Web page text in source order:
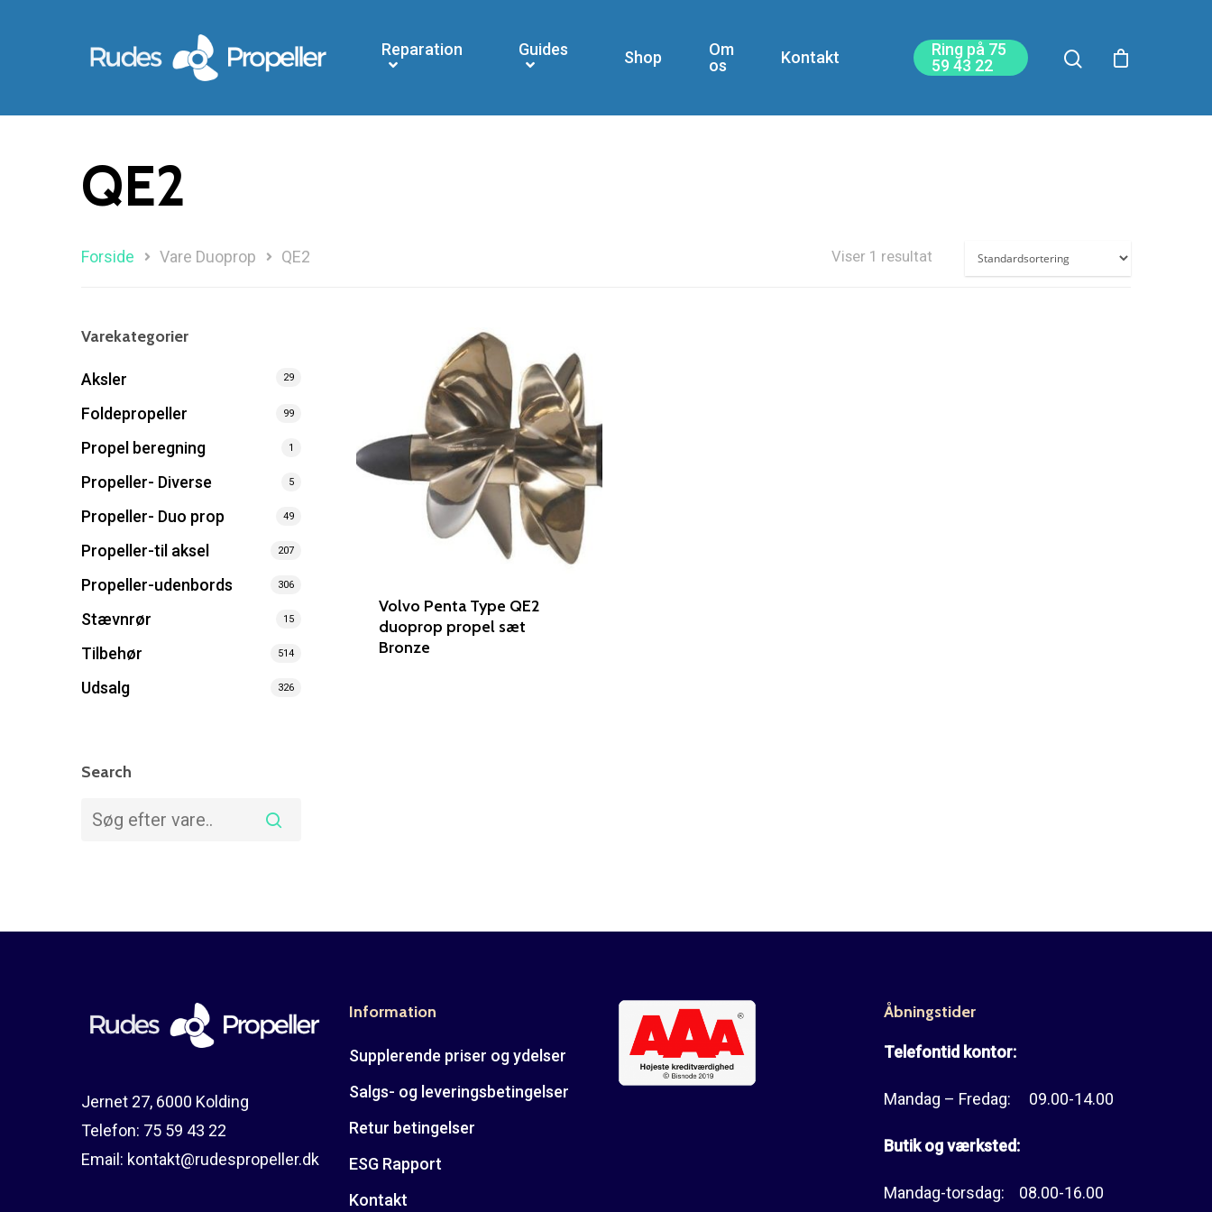
Reparation Guides Shop
Om
os
Kontakt
Ring på 75
59 43 22
QE2
Viser 1 resultat
Forside Vare Duoprop QE2
Varekategorier
Aksler 29
Foldepropeller 99
Propel beregning 1
Propeller- Diverse 5
Propeller- Duo prop 49
Propeller-til aksel 207
Propeller-udenbords 306
Stævnrør 15
Tilbehør 514
Udsalg 326
Search
Volvo Penta Type QE2
duoprop propel sæt
Bronze
Jernet 27, 6000 Kolding
Telefon: 75 59 43 22
Email: kontakt@rudespropeller.dk
Information
Supplerende priser og ydelser
Salgs- og leveringsbetingelser
Retur betingelser
ESG Rapport
Kontakt
Åbningstider
Telefontid kontor:
Mandag – Fredag: 09.00-14.00
Butik og værksted:
Mandag-torsdag: 08.00-16.00